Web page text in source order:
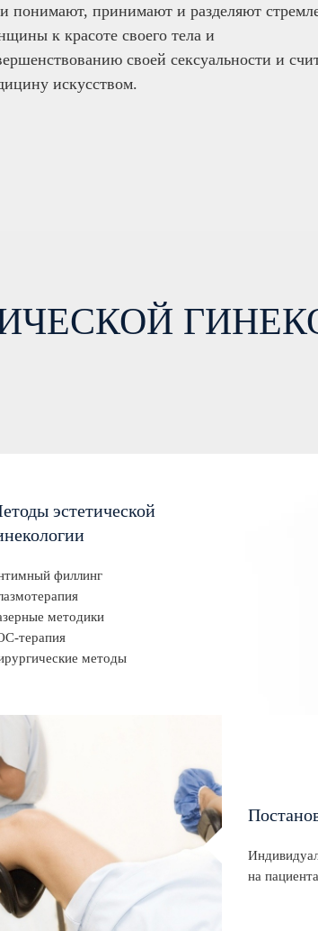
понимают, принимают и разделяют
к красоте своего тела и
своей сексуальности и
искусством.
эстетической
филлинг
методики
терапия
методы
на